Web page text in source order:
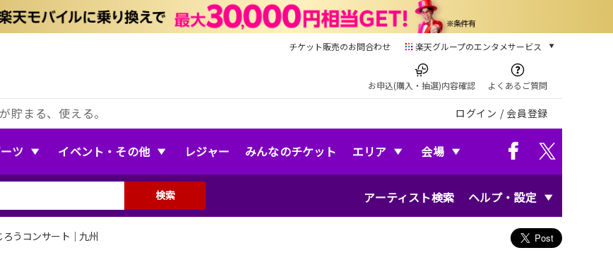
チケット販売のお問合わせ 楽天グループのエンタメサービス
本/ゲーム/CD/DVD
楽天ブックス
電子書籍
楽天Kobo
音楽配信
お申込(購入・抽選)内容確認 よくあるご質問
貯まる、使える。 ログイン / 会員登録
ツ イベント・その他 レジャー みんなのチケット エリア 会場
アーティスト検索 ヘルプ・設定
検索
ろうコンサート｜九州